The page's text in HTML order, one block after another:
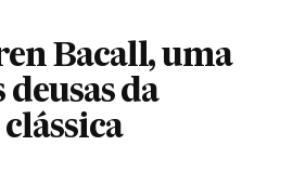
Bacall, uma
da